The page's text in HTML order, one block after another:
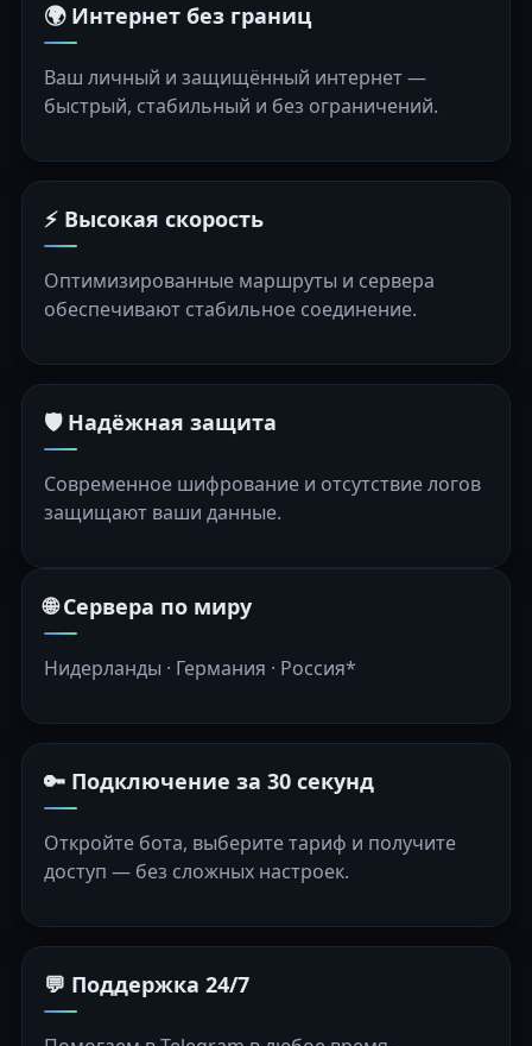
🌍 Интернет без границ
Ваш личный и защищённый интернет —
быстрый, стабильный и без ограничений.
⚡ Высокая скорость
Оптимизированные маршруты и сервера
обеспечивают стабильное соединение.
🛡️ Надёжная защита
Современное шифрование и отсутствие логов
защищают ваши данные.
🌐 Сервера по миру
Нидерланды · Германия · Россия*
🔑 Подключение за 30 секунд
Откройте бота, выберите тариф и получите
доступ — без сложных настроек.
💬 Поддержка 24/7